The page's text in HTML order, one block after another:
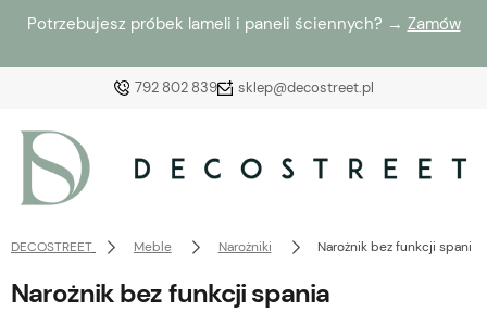
Potrzebujesz próbek lameli i paneli ściennych? → Zamów
792 802 839 sklep@decostreet.pl
DECOSTREET Meble Narożniki Narożnik bez funkcji spania
Narożnik bez funkcji spania